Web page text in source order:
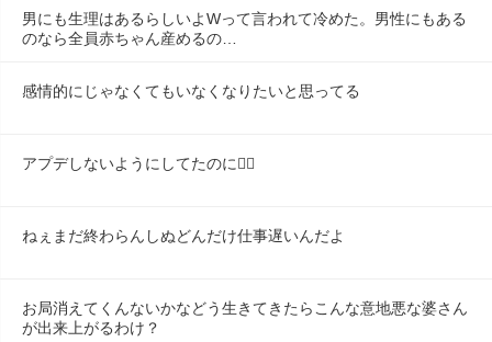
男にも生理はあるらしいよWって言われて冷めた。男性にもある
のなら全員赤ちゃん産めるの…
感情的にじゃなくてもいなくなりたいと思ってる
アプデしないようにしてたのに😶‍🌫️
ねぇまだ終わらんしぬどんだけ仕事遅いんだよ
お局消えてくんないかなどう生きてきたらこんな意地悪な婆さん
が出来上がるわけ？